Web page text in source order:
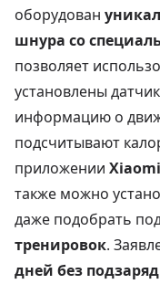
оборудован
шнура со
позволяет
установлены
информацию о
подсчитывают
приложении
также можно
даже подобрать
тренировок.
дней без